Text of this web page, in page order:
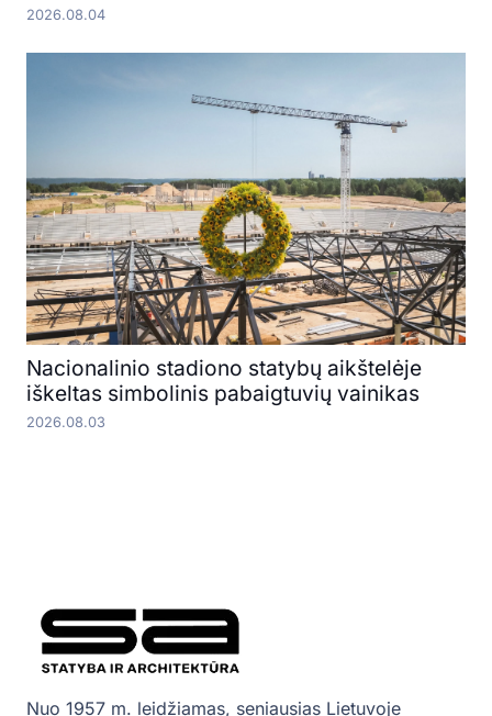
2026.08.04
Nacionalinio stadiono statybų aikštelėje
iškeltas simbolinis pabaigtuvių vainikas
2026.08.03
Nuo 1957 m. leidžiamas, seniausias Lietuvoje